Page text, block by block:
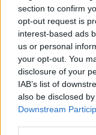
section to confirm
opt-out request is
interest-based ads
us or personal
your opt-out. You
disclosure of your
IAB’s list of
also be disclosed
Downstream
F
a
ce
b
o
o
k
T
w
it
te
r
NOTIZIE RECENTI